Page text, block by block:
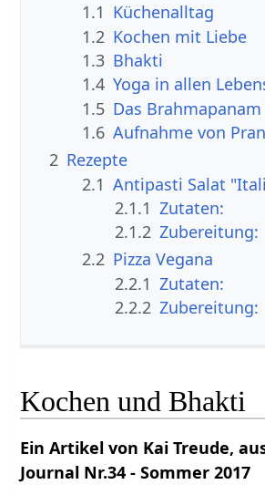
1.1 Küchenalltag
1.2 Kochen mit Liebe
1.3 Bhakti
1.4 Yoga in allen
1.5 Das
1.6 Aufnahme von
2 Rezepte
2.1 Antipasti Salat
2.1.1 Zutaten:
2.1.2 Zubereitung:
2.2 Pizza Vegana
2.2.1 Zutaten:
2.2.2 Zubereitung:
Kochen und Bhakti
Ein Artikel von Kai Treude,
Journal Nr.34 - Sommer 2017